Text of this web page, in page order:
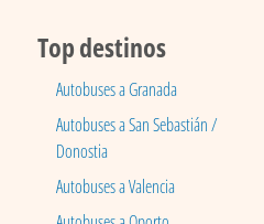
Top destinos
Autobuses a Granada
Autobuses a San Sebastián /
Donostia
Autobuses a Valencia